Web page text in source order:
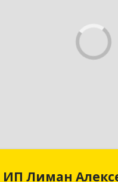
ИП Лиман
ИП